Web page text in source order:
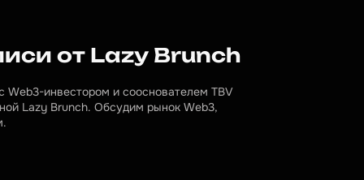
от Lazy Brunch
Web3-инвестором и сооснователем TBV
Lazy Brunch. Обсудим рынок Web3,